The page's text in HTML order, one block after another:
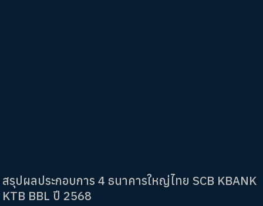
สรุปผลประกอบการ 4 ธนาคารใหญ่ไทย SCB KBANK
KTB BBL ปี 2568